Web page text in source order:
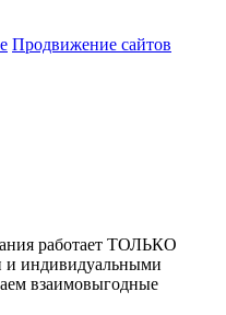
Продвижение сайтов
работает ТОЛЬКО
индивидуальными
взаимовыгодные